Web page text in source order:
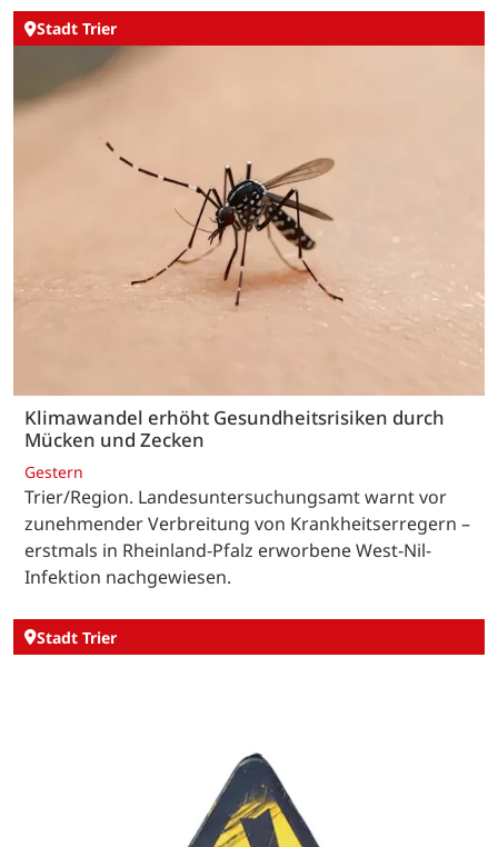
Stadt Trier
Klimawandel erhöht Gesundheitsrisiken durch
Mücken und Zecken
Gestern
Trier/Region. Landesuntersuchungsamt warnt vor
zunehmender Verbreitung von Krankheitserregern –
erstmals in Rheinland-Pfalz erworbene West-Nil-
Infektion nachgewiesen.
Stadt Trier